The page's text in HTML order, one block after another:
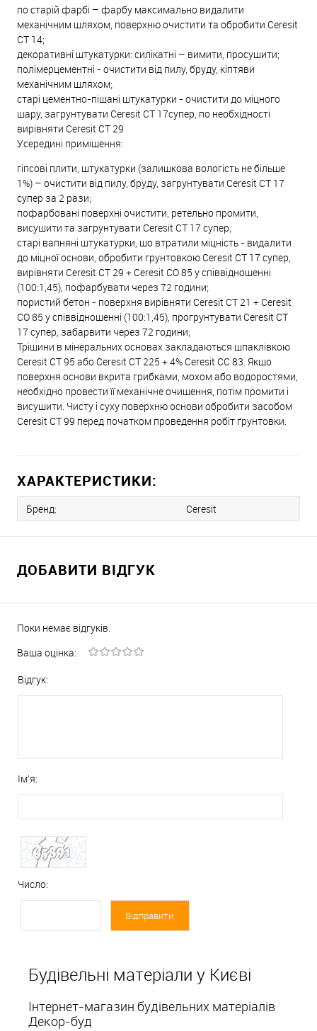
по старій фарбі – фарбу максимально видалити
механічним шляхом, поверхню очистити та обробити Ceresit
СТ 14;
декоративні штукатурки: силікатні – вимити, просушити;
полімерцементні - очистити від пилу, бруду, кіптяви
механічним шляхом;
старі цементно-піщані штукатурки - очистити до міцного
шару, загрунтувати Ceresit CT 17супер, по необхідності
вирівняти Ceresit СТ 29
Усередині приміщення:
гіпсові плити, штукатурки (залишкова вологість не більше
1%) – очистити від пилу, бруду, загрунтувати Ceresit CT 17
супер за 2 рази;
пофарбовані поверхні очистити, ретельно промити,
висушити та загрунтувати Ceresit CT 17 супер;
старі вапняні штукатурки, що втратили міцність - видалити
до міцної основи, обробити грунтовкою Ceresit CT 17 супер,
вирівняти Ceresit СТ 29 + Ceresit СО 85 у співвідношенні
(100:1,45), пофарбувати через 72 години;
пористий бетон - поверхня вирівняти Ceresit CT 21 + Ceresit
СО 85 у співвідношенні (100:1,45), прогрунтувати Ceresit CT
17 супер, забарвити через 72 години;
Тріщини в мінеральних основах закладаються шпаклівкою
Ceresit CT 95 або Ceresit СТ 225 + 4% Ceresit СС 83. Якщо
поверхня основи вкрита грибками, мохом або водоростями,
необхідно провести її механічне очищення, потім промити і
висушити. Чисту і суху поверхню основи обробити засобом
Ceresit СТ 99 перед початком проведення робіт ґрунтовки.
ХАРАКТЕРИСТИКИ:
Бренд: Ceresit
ДОБАВИТИ ВІДГУК
Поки немає відгуків.
Ваша оцінка:
Відгук:
Ім'я:
Число:
Будівельні матеріали у Києві
Інтернет-магазин будівельних матеріалів
Декор-буд